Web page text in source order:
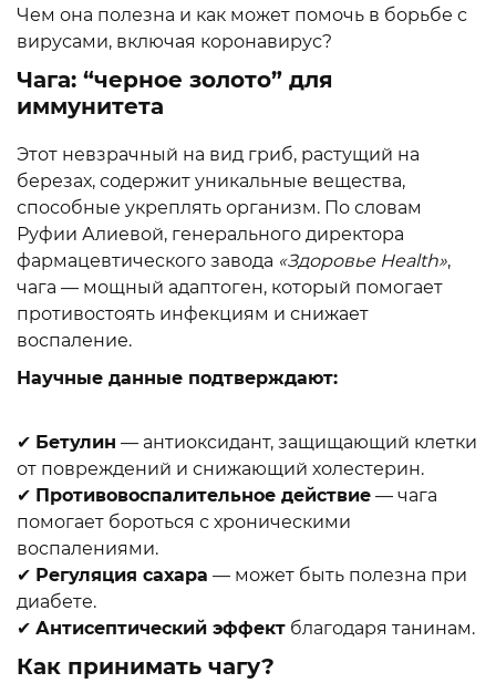
Чем она полезна и как может помочь в борьбе с
вирусами, включая коронавирус?
Чага: “черное золото” для
иммунитета
Этот невзрачный на вид гриб, растущий на
березах, содержит уникальные вещества,
способные укреплять организм. По словам
Руфии Алиевой, генерального директора
фармацевтического завода «Здоровье Health»,
чага — мощный адаптоген, который помогает
противостоять инфекциям и снижает
воспаление.
Научные данные подтверждают:
✔ Бетулин — антиоксидант, защищающий клетки
от повреждений и снижающий холестерин.
✔ Противовоспалительное действие — чага
помогает бороться с хроническими
воспалениями.
✔ Регуляция сахара — может быть полезна при
диабете.
✔ Антисептический эффект благодаря танинам.
Как принимать чагу?